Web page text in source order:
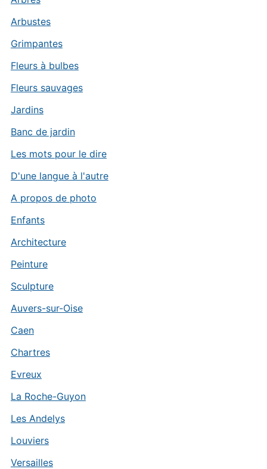
Arbustes
Grimpantes
Fleurs à bulbes
Fleurs sauvages
Jardins
Banc de jardin
Les mots pour le dire
D'une langue à l'autre
A propos de photo
Enfants
Architecture
Peinture
Sculpture
Auvers-sur-Oise
Caen
Chartres
Evreux
La Roche-Guyon
Les Andelys
Louviers
Versailles